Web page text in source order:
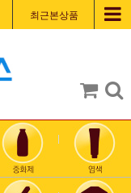
최근본상품